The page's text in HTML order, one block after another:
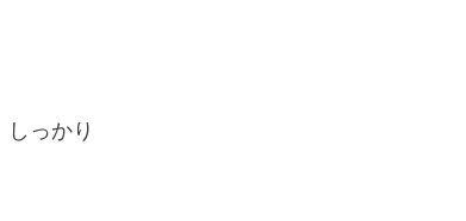
っかり